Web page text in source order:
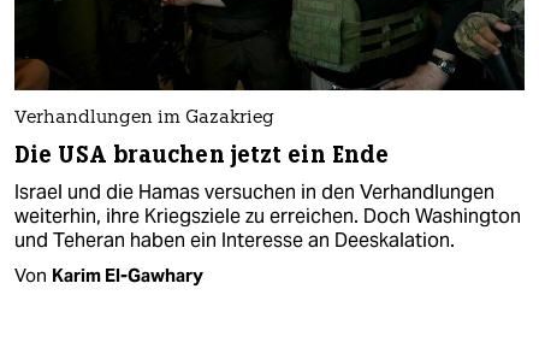
Verhandlungen im Gazakrieg
Die USA brauchen jetzt ein Ende
Israel und die Hamas versuchen in den Verhandlungen
weiterhin, ihre Kriegsziele zu erreichen. Doch Washington
und Teheran haben ein Interesse an Deeskalation.
Von Karim El-Gawhary